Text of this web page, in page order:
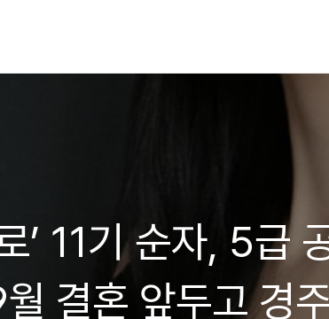
’ 11기 순자, 5급
결혼 앞두고 경